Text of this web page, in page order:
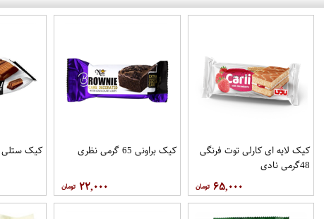
کیک لایه ای کارلی توت فرنگی
48گرمی نادی
۶۵,۰۰۰
کیک براونی 65 گرمی نظری
۲۲,۰۰۰
کیک ستلی 65 گرمی نظری